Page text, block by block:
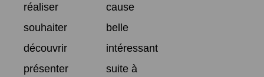
réaliser
cause
souhaiter
belle
découvrir
intéressant
présenter
suite à